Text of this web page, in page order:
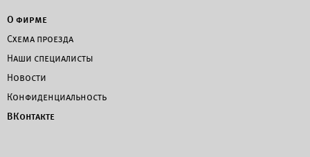
О фирме
Схема проезда
Наши специалисты
Новости
Конфиденциальность
ВКонтакте